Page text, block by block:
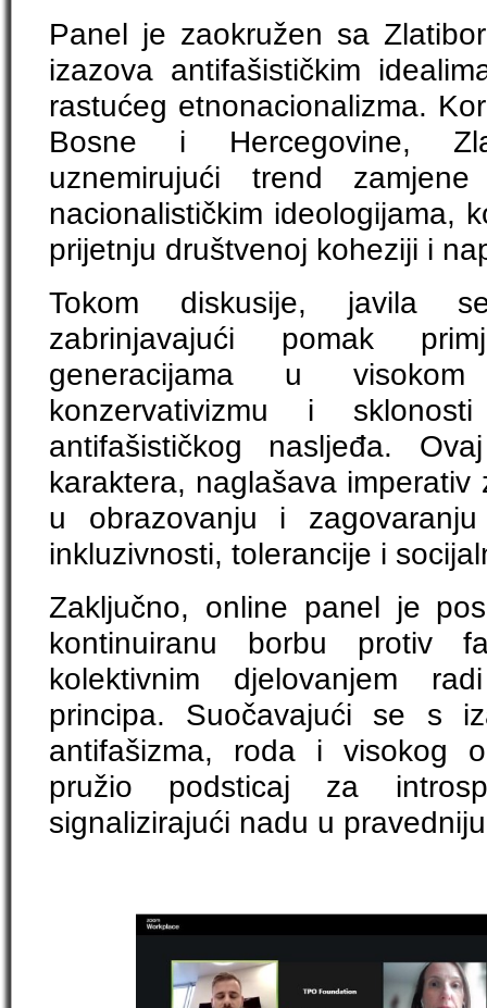
Panel je zaokružen sa
izazova antifašističkim
rastućeg etnonacionalizma.
Bosne i Hercegovine,
uznemirujući trend
nacionalističkim ideologijama,
prijetnju društvenoj koheziji i
Tokom diskusije, javila
zabrinjavajući pomak
generacijama u
konzervativizmu i
antifašističkog nasljeđa.
karaktera, naglašava imperativ
u obrazovanju i
inkluzivnosti, tolerancije i
Zaključno, online panel je
kontinuiranu borbu protiv
kolektivnim djelovanjem
principa. Suočavajući se s
antifašizma, roda i visokog
pružio podsticaj za
signalizirajući nadu u